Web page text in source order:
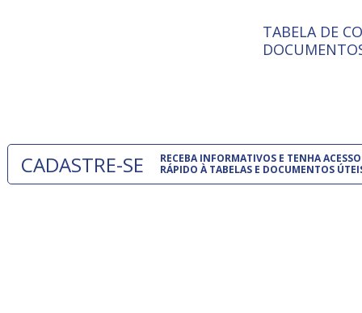
ISO 9001:
A
TABELA DE
CADASTRE-SE
RECEBA INFORMATIVOS E TENHA ACESSO
RÁPIDO À TABELAS E DOCUMENTOS